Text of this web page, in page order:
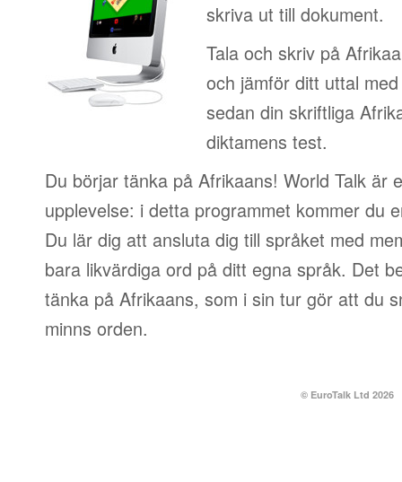
skriva ut till dokument.
Tala och skriv på
och jämför ditt uttal
sedan din skriftliga
diktamens test.
Du börjar tänka på Afrikaans! World Talk är
upplevelse: i detta programmet kommer du
Du lär dig att ansluta dig till språket med
bara likvärdiga ord på ditt egna språk. Det
tänka på Afrikaans, som i sin tur gör att du
minns orden.
© EuroTalk Ltd 2026